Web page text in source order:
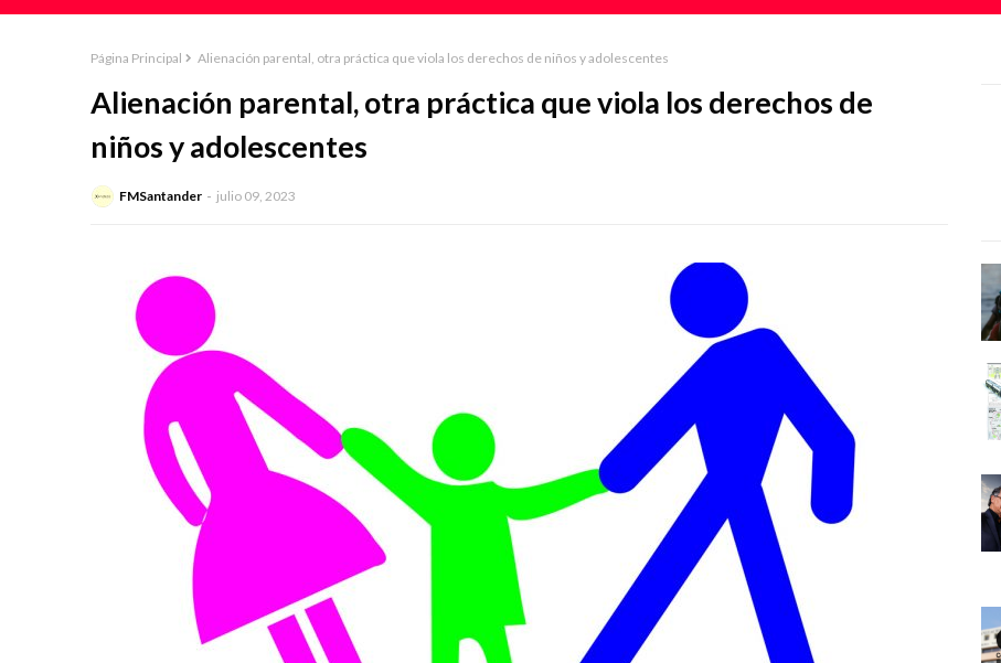
Página Principal Alienación parental, otra práctica que viola los derechos de niños y adolescentes
Alienación parental, otra práctica que viola los derechos de
niños y adolescentes
FMSantander julio 09, 2023